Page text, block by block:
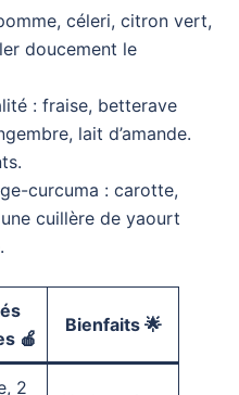
céleri, citron vert,
doucement le
: fraise, betterave
lait d’amande.
curcuma : carotte,
cuillère de yaourt
🍎
Bienfaits 🌟
2